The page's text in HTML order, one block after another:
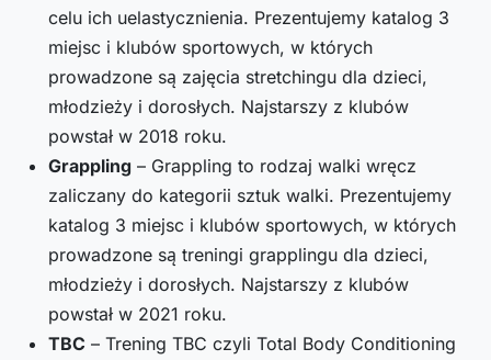
celu ich uelastycznienia. Prezentujemy katalog 3
miejsc i klubów sportowych, w których
prowadzone są zajęcia stretchingu dla dzieci,
młodzieży i dorosłych. Najstarszy z klubów
powstał w 2018 roku.
Grappling – Grappling to rodzaj walki wręcz
zaliczany do kategorii sztuk walki. Prezentujemy
katalog 3 miejsc i klubów sportowych, w których
prowadzone są treningi grapplingu dla dzieci,
młodzieży i dorosłych. Najstarszy z klubów
powstał w 2021 roku.
TBC – Trening TBC czyli Total Body Conditioning